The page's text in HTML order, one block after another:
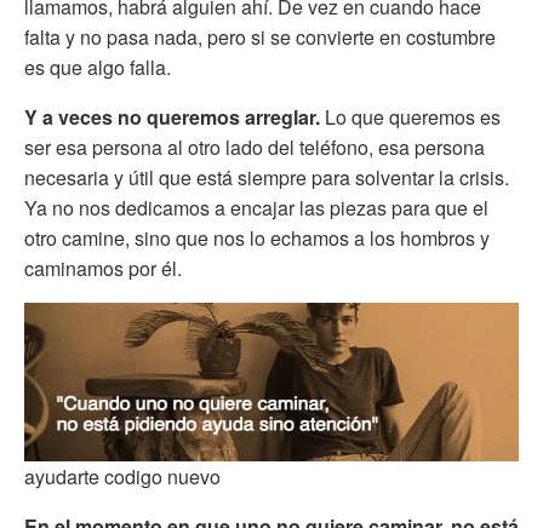
llamamos, habrá alguien ahí. De vez en cuando hace
falta y no pasa nada, pero si se convierte en costumbre
es que algo falla.
Y a veces no queremos arreglar. Lo que queremos es
ser esa persona al otro lado del teléfono, esa persona
necesaria y útil que está siempre para solventar la crisis.
Ya no nos dedicamos a encajar las piezas para que el
otro camine, sino que nos lo echamos a los hombros y
caminamos por él.
ayudarte codigo nuevo